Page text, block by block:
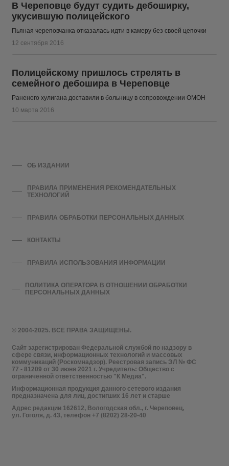
В Череповце будут судить дебоширку,
укусившую полицейского
Пьяная череповчанка отказалась идти в камеру без своей цепочки
12 сентября 2016
Полицейскому пришлось стрелять в
семейного дебошира в Череповце
Раненого хулигана доставили в больницу в сопровождении ОМОН
10 марта 2016
© 2004-2025. ВСЕ ПРАВА ЗАЩИЩЕНЫ.
Сайт зарегистрирован Федеральной службой по надзору в
сфере связи, информационных технологий и массовых
коммуникаций (Роскомнадзор). Реестровая запись ЭЛ № ФС
77 - 81209 от 30 июня 2021 г. Учредитель: Общество с
ограниченной ответственностью "К Медиа".
Информационная продукция данного сетевого издания
предназначена для лиц, достигших 16 лет и старше
Адрес редакции 162612, Вологодская обл., г. Череповец,
ул. Гоголя, д. 43, телефон +7 (8202) 28-20-40
ОБ ИЗДАНИИ
ПРАВИЛА ПРИМЕНЕНИЯ РЕКОМЕНДАТЕЛЬНЫХ
ТЕХНОЛОГИЙ
ПРАВИЛА ОБРАБОТКИ ПЕРСОНАЛЬНЫХ ДАННЫХ
КОНТАКТЫ
ПРАВИЛА ИСПОЛЬЗОВАНИЯ ИНФОРМАЦИИ
ПОЛИТИКА ОПЕРАТОРА В ОТНОШЕНИИ ОБРАБОТКИ
ПЕРСОНАЛЬНЫХ ДАННЫХ